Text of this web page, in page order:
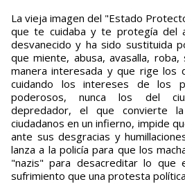
La vieja imagen del "Estado
que te cuidaba y te protegía del
desvanecido y ha sido sustituida
que miente, abusa, avasalla,
manera interesada y que rige los
cuidando los intereses de los
poderosos, nunca los del
depredador, el que convierte
ciudadanos en un infierno, impide
ante sus desgracias y
lanza a la policía para que los
"nazis" para desacreditar lo que
sufrimiento que una protesta